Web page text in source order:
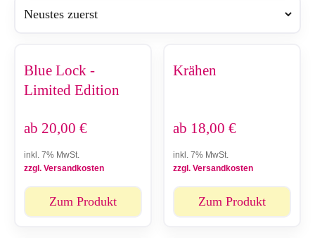
Blue Lock -
Limited Edition
ab 20,00 €
inkl. 7% MwSt.
zzgl. Versandkosten
Zum Produkt
Krähen
ab 18,00 €
inkl. 7% MwSt.
zzgl. Versandkosten
Zum Produkt